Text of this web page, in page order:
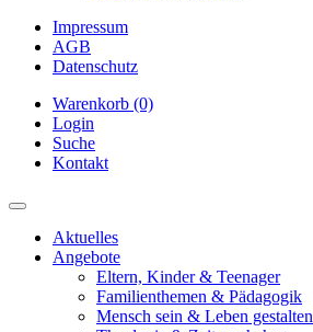
Impressum
AGB
Datenschutz
Warenkorb (0)
Login
Suche
Kontakt
Aktuelles
Angebote
Eltern, Kinder & Teenager
Familienthemen & Pädagogik
Mensch sein & Leben gestalten